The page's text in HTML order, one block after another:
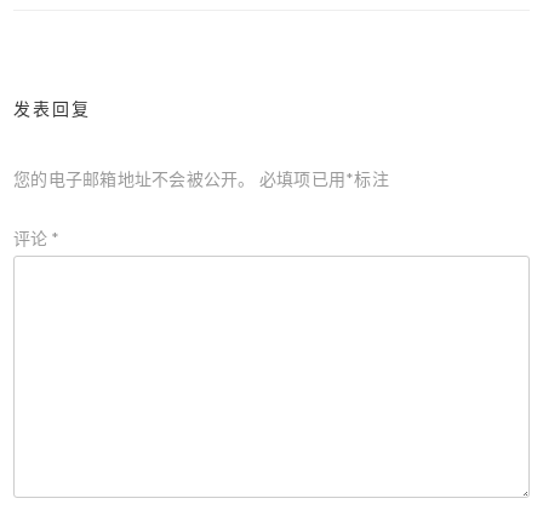
发表回复
您的电子邮箱地址不会被公开。 必填项已用*标注
评论 *